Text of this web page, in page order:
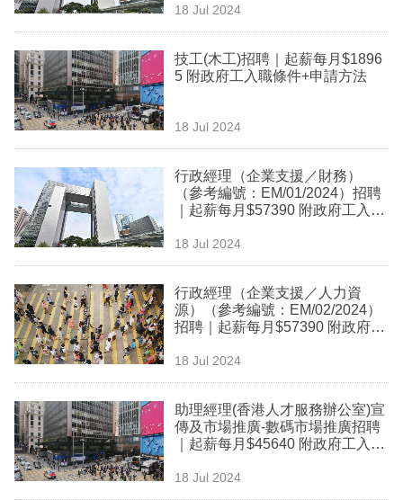
科
技
職
場
生
時
事
欄
訂
閱
區
18 Jul 2024
技工(木工)招聘｜起薪每月$1896
5 附政府工入職條件+申請方法
18 Jul 2024
行政經理（企業支援／財務）
（參考編號：EM/01/2024）招聘
｜起薪每月$57390 附政府工入職
18 Jul 2024
行政經理（企業支援／人力資
源）（參考編號：EM/02/2024）
招聘｜起薪每月$57390 附政府工
18 Jul 2024
助理經理(香港人才服務辦公室)宣
傳及市場推廣-數碼市場推廣招聘
｜起薪每月$45640 附政府工入職
18 Jul 2024